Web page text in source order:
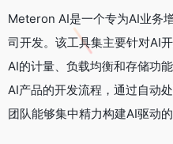
Meteron AI是一个专为AI业务
司开发。该工具集主要针对AI
AI的计量、负载均衡和存储功
AI产品的开发流程，通过自动
团队能够集中精力构建AI驱动的